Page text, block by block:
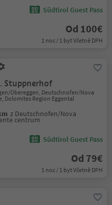
Südtirol Guest Pass
Od 100€
1 noc / 1 byt Včetně DPH
Stuppnerhof
Obereggen, Deutschnofen/Nova
Dolomites Region Eggental
z Deutschnofen/Nova
centrum
Südtirol Guest Pass
Od 79€
1 noc / 1 byt Včetně DPH